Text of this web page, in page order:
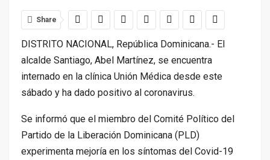
Share
DISTRITO NACIONAL, República Dominicana.- El
alcalde Santiago, Abel Martínez, se encuentra
internado en la clínica Unión Médica desde este
sábado y ha dado positivo al coronavirus.
Se informó que el miembro del Comité Político del
Partido de la Liberación Dominicana (PLD)
experimenta mejoría en los síntomas del Covid-19